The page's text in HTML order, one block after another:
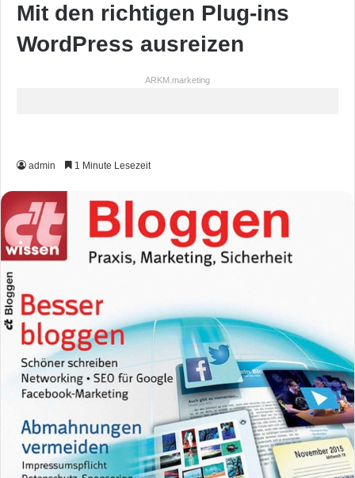
Mit den richtigen Plug-ins
WordPress ausreizen
ARKM.marketing
admin 1 Minute Lesezeit